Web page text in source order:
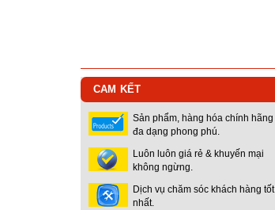
CAM KẾT
Sản phẩm, hàng hóa chính hãng
đa dạng phong phú.
Luôn luôn giá rẻ & khuyến mại
không ngừng.
Dịch vụ chăm sóc khách hàng tốt
nhất.